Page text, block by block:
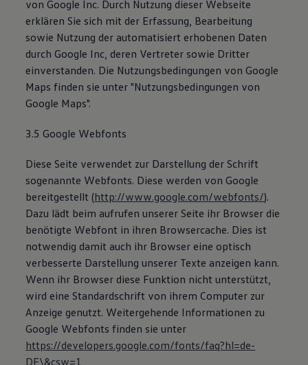
von Google Inc. Durch Nutzung dieser Webseite
erklären Sie sich mit der Erfassung, Bearbeitung
sowie Nutzung der automatisiert erhobenen Daten
durch Google Inc, deren Vertreter sowie Dritter
einverstanden. Die Nutzungsbedingungen von Google
Maps finden sie unter "Nutzungsbedingungen von
Google Maps".
3.5 Google Webfonts
Diese Seite verwendet zur Darstellung der Schrift
sogenannte Webfonts. Diese werden von Google
bereitgestellt (http://www.google.com/webfonts/).
Dazu lädt beim aufrufen unserer Seite ihr Browser die
benötigte Webfont in ihren Browsercache. Dies ist
notwendig damit auch ihr Browser eine optisch
verbesserte Darstellung unserer Texte anzeigen kann.
Wenn ihr Browser diese Funktion nicht unterstützt,
wird eine Standardschrift von ihrem Computer zur
Anzeige genutzt. Weitergehende Informationen zu
Google Webfonts finden sie unter
https://developers.google.com/fonts/faq?hl=de-
DE\&csw=1